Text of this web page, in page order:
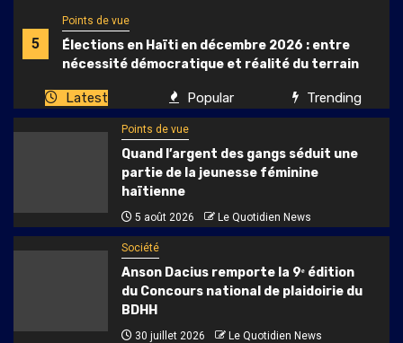
5
Points de vue
Élections en Haïti en décembre 2026 : entre
nécessité démocratique et réalité du terrain
Latest Popular Trending
Points de vue
Quand l’argent des gangs séduit une
partie de la jeunesse féminine
haïtienne
5 août 2026 Le Quotidien News
Société
Anson Dacius remporte la 9ᵉ édition
du Concours national de plaidoirie du
BDHH
30 juillet 2026 Le Quotidien News